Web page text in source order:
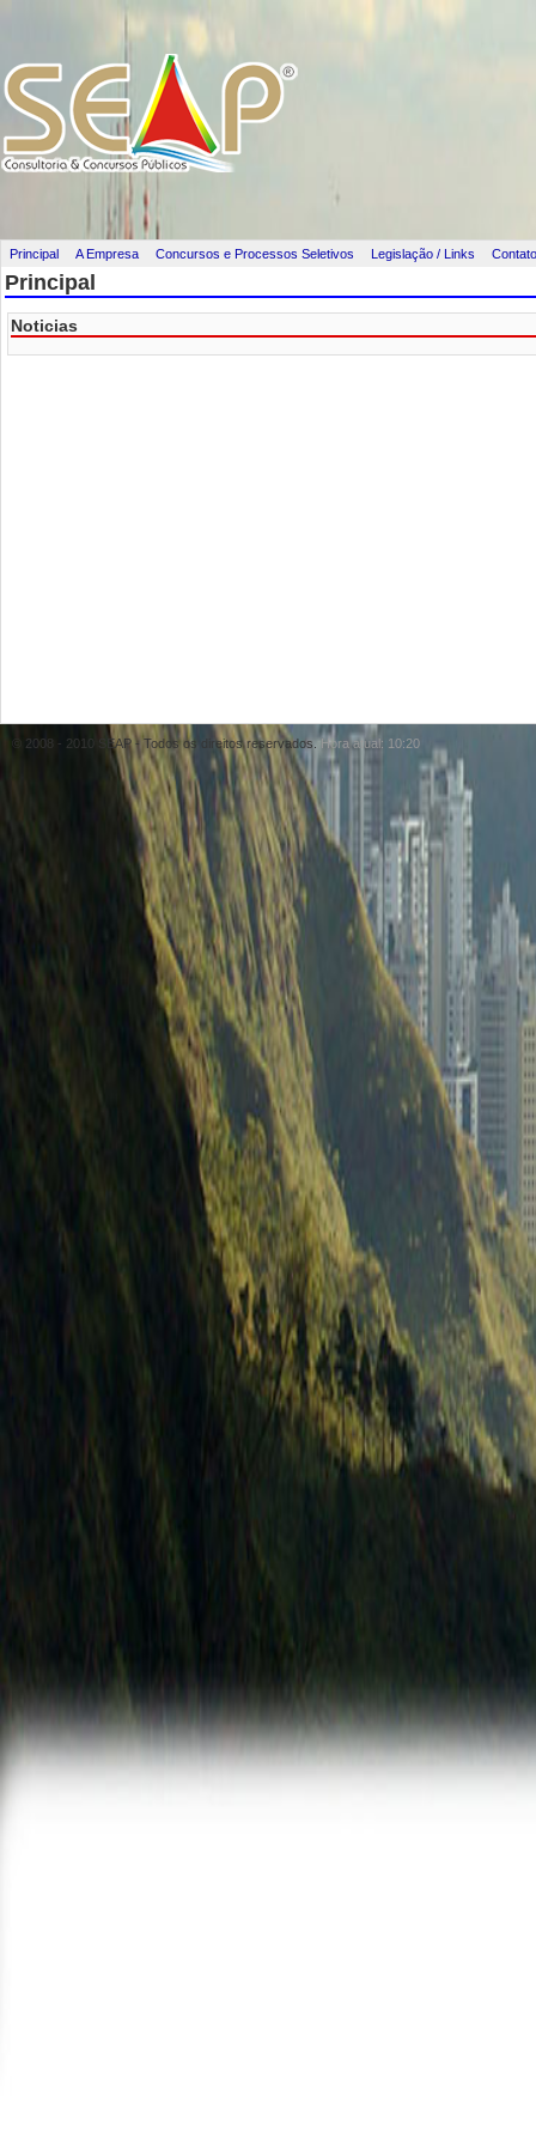
Principal A Empresa Concursos e Processos Seletivos Legislação / Links Contato
Principal
Noticias
© 2008 - 2010 SEAP - Todos os direitos reservados.Hora atual: 10:20